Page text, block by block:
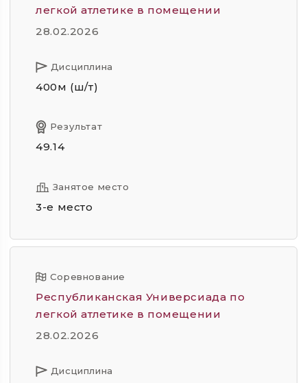
легкой атлетике в помещении
28.02.2026
Дисциплина
400м (ш/т)
Результат
49.14
Занятое место
3-е место
Соревнование
Республиканская Универсиада по
легкой атлетике в помещении
28.02.2026
Дисциплина